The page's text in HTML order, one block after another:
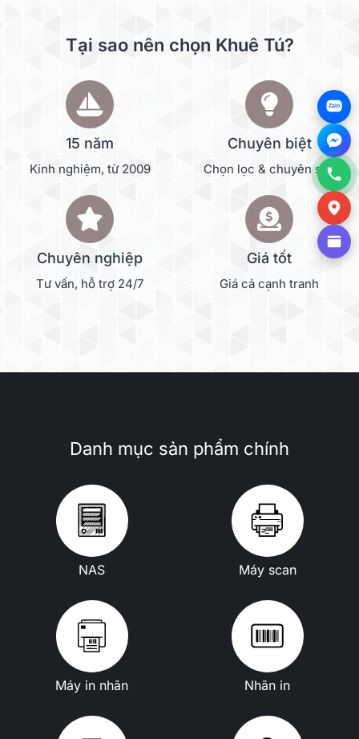
Tại sao nên chọn Khuê Tú?
15 năm
Kinh nghiệm, từ 2009
Chuyên biệt
Chọn lọc & chuyên sâu
Chuyên nghiệp
Tư vấn, hỗ trợ 24/7
Giá tốt
Giá cả cạnh tranh
Danh mục sản phẩm chính
NAS Máy scan
Máy in nhãn Nhãn in
Zalo